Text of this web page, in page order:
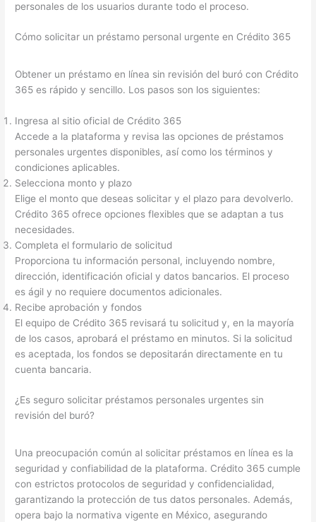
personales de los usuarios durante todo el proceso.
Cómo solicitar un préstamo personal urgente en Crédito 365
Obtener un préstamo en línea sin revisión del buró con Crédito
365 es rápido y sencillo. Los pasos son los siguientes:
Ingresa al sitio oficial de Crédito 365
Accede a la plataforma y revisa las opciones de préstamos
personales urgentes disponibles, así como los términos y
condiciones aplicables.
Selecciona monto y plazo
Elige el monto que deseas solicitar y el plazo para devolverlo.
Crédito 365 ofrece opciones flexibles que se adaptan a tus
necesidades.
Completa el formulario de solicitud
Proporciona tu información personal, incluyendo nombre,
dirección, identificación oficial y datos bancarios. El proceso
es ágil y no requiere documentos adicionales.
Recibe aprobación y fondos
El equipo de Crédito 365 revisará tu solicitud y, en la mayoría
de los casos, aprobará el préstamo en minutos. Si la solicitud
es aceptada, los fondos se depositarán directamente en tu
cuenta bancaria.
¿Es seguro solicitar préstamos personales urgentes sin
revisión del buró?
Una preocupación común al solicitar préstamos en línea es la
seguridad y confiabilidad de la plataforma. Crédito 365 cumple
con estrictos protocolos de seguridad y confidencialidad,
garantizando la protección de tus datos personales. Además,
opera bajo la normativa vigente en México, asegurando